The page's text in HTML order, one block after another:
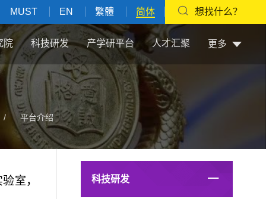
MUST EN 繁體 简体 想找什么？
院 科技研发 产学研平台 人才汇聚 更多
/ 平台介绍
室， 科技研发